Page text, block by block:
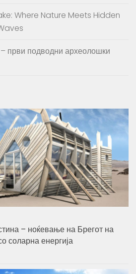
Where Nature Meets Hidden
први подводни археолошки
– ноќевање на Брегот на
соларна енергија